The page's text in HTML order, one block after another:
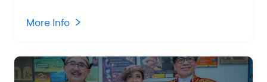
Various Regions
More Info